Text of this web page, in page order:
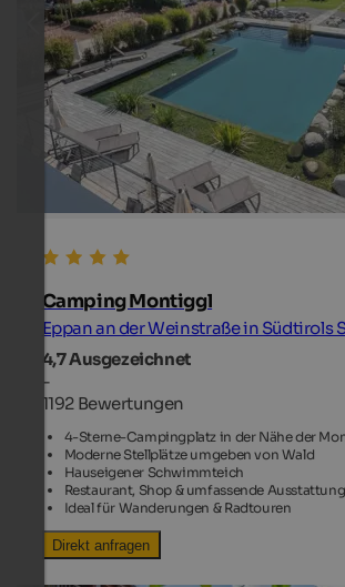
Camping Montiggl
Eppan an der Weinstraße in Südtirols
4,7Ausgezeichnet
-
1192 Bewertungen
4-Sterne-Campingplatz in der Nähe der
Moderne Stellplätze umgeben von Wald
Hauseigener Schwimmteich
Restaurant, Shop & umfassende Ausstattung
Ideal für Wanderungen & Radtouren
Direkt anfragen